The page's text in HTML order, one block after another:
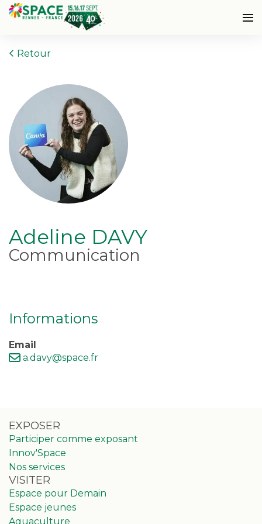
Retour
Adeline DAVY
Communication
Informations
Email
a.davy@space.fr
EXPOSER
Participer comme exposant
Innov'Space
Nos services
VISITER
Espace pour Demain
Espace jeunes
Aquaculture